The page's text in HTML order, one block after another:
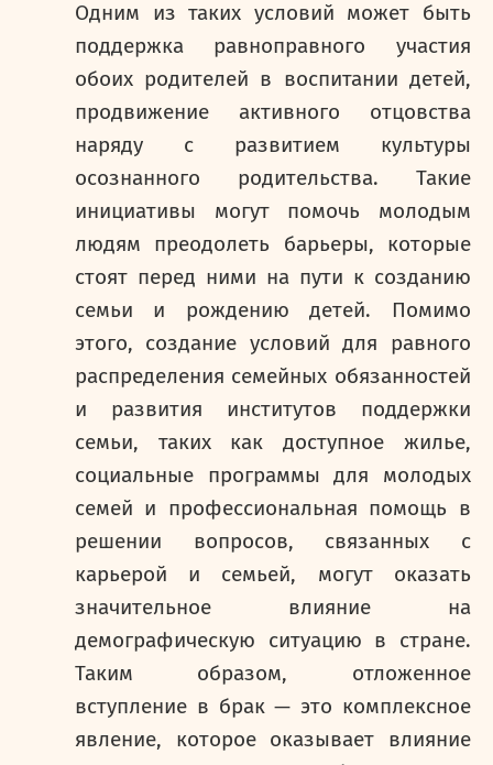
Одним из таких условий может быть
поддержка равноправного участия
обоих родителей в воспитании детей,
продвижение активного отцовства
наряду с развитием культуры
осознанного родительства. Такие
инициативы могут помочь молодым
людям преодолеть барьеры, которые
стоят перед ними на пути к созданию
семьи и рождению детей. Помимо
этого, создание условий для равного
распределения семейных обязанностей
и развития институтов поддержки
семьи, таких как доступное жилье,
социальные программы для молодых
семей и профессиональная помощь в
решении вопросов, связанных с
карьерой и семьей, могут оказать
значительное влияние на
демографическую ситуацию в стране.
Таким образом, отложенное
вступление в брак — это комплексное
явление, которое оказывает влияние